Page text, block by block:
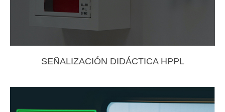
SEÑALIZACIÓN DIDÁCTICA HPPL